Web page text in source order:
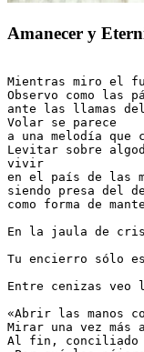
Amanecer y
Mientras miro el
Observo como las
ante las llamas
Volar se parece
a una melodía que
Levitar sobre
vivir
en el país de las
siendo presa del
como forma de
En la jaula de
Tu encierro sólo
Entre cenizas veo
«Abrir las manos
Mirar una vez
Al fin, conciliado